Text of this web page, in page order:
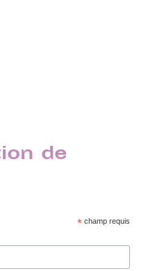
de
* champ requis